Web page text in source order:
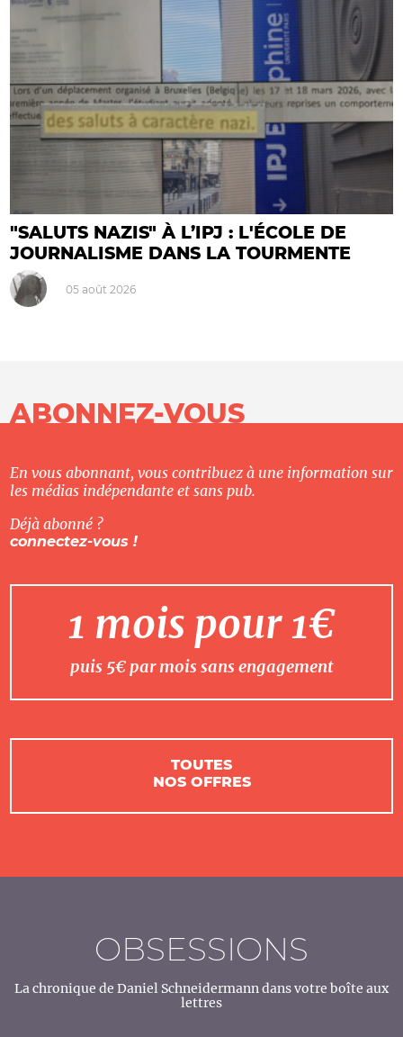
"SALUTS NAZIS" À L’IPJ : L'ÉCOLE DE
JOURNALISME DANS LA TOURMENTE
05 août 2026
ABONNEZ-VOUS
En vous abonnant, vous contribuez à une information sur
les médias indépendante et sans pub.
Déjà abonné ?
connectez-vous !
1 mois pour 1€
puis 5€ par mois sans engagement
TOUTES
NOS OFFRES
OBSESSIONS
La chronique de Daniel Schneidermann dans votre boîte aux
lettres